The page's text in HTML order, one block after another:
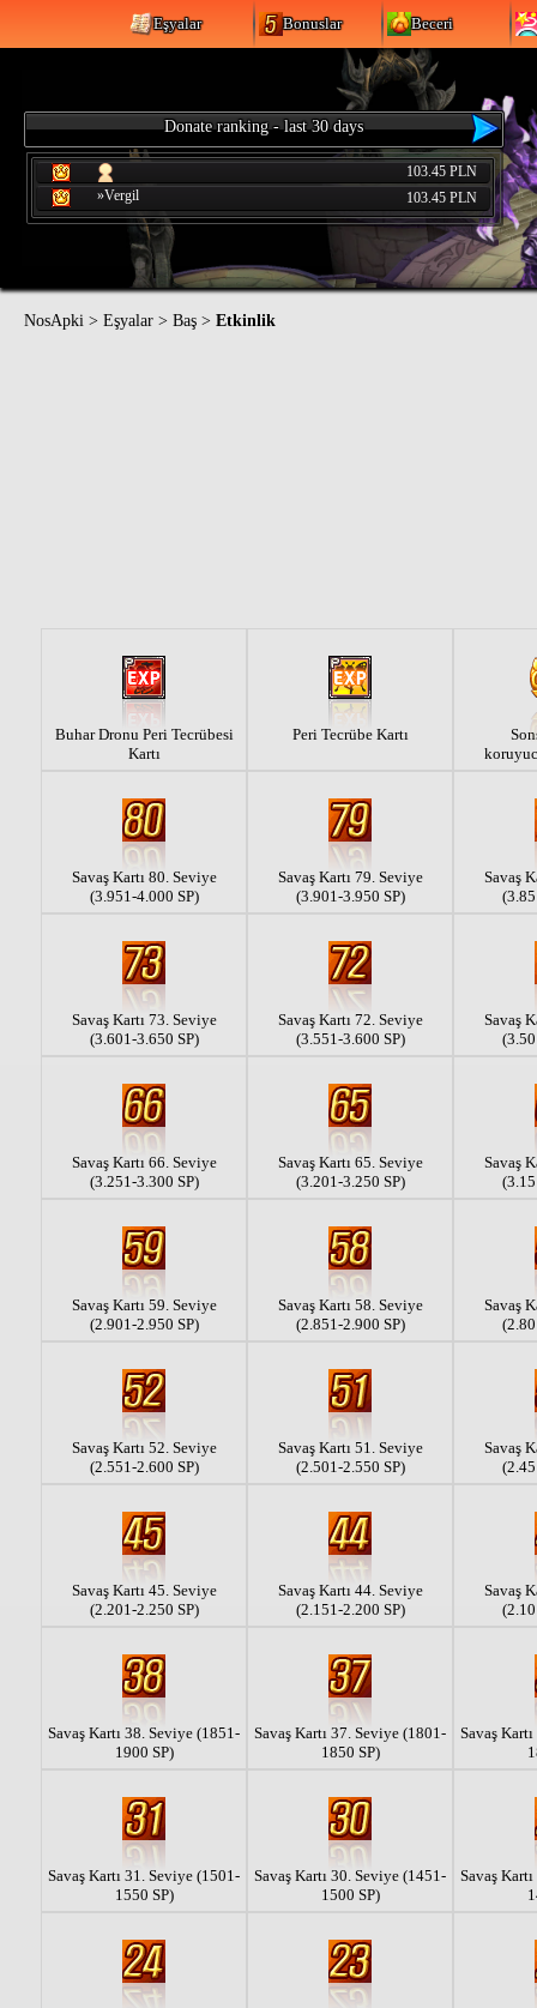
Eşyalar Bonuslar Beceri
Donate ranking - last 30 days
103.45 PLN
»Vergil
103.45 PLN
NosApki > Eşyalar > Baş > Etkinlik
Buhar Dronu Peri Tecrübesi
Kartı
Peri Tecrübe Kartı
Savaş Kartı 80. Seviye
(3.951-4.000 SP)
Savaş Kartı 79. Seviye
(3.901-3.950 SP)
Savaş
Savaş Kartı 73. Seviye
(3.601-3.650 SP)
Savaş Kartı 72. Seviye
(3.551-3.600 SP)
Savaş
Savaş Kartı 66. Seviye
(3.251-3.300 SP)
Savaş Kartı 65. Seviye
(3.201-3.250 SP)
Savaş
Savaş Kartı 59. Seviye
(2.901-2.950 SP)
Savaş Kartı 58. Seviye
(2.851-2.900 SP)
Savaş
Savaş Kartı 52. Seviye
(2.551-2.600 SP)
Savaş Kartı 51. Seviye
(2.501-2.550 SP)
Savaş
Savaş Kartı 45. Seviye
(2.201-2.250 SP)
Savaş Kartı 44. Seviye
(2.151-2.200 SP)
Savaş
Savaş Kartı 38. Seviye (1851-
1900 SP)
Savaş Kartı 37. Seviye (1801-
1850 SP)
Savaş
Savaş Kartı 31. Seviye (1501-
1550 SP)
Savaş Kartı 30. Seviye (1451-
1500 SP)
Savaş